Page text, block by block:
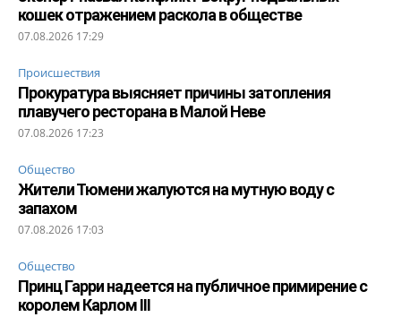
кошек отражением раскола в обществе
07.08.2026 17:29
Происшествия
Прокуратура выясняет причины затопления
плавучего ресторана в Малой Неве
07.08.2026 17:23
Общество
Жители Тюмени жалуются на мутную воду с
запахом
07.08.2026 17:03
Общество
Принц Гарри надеется на публичное примирение с
королем Карлом III